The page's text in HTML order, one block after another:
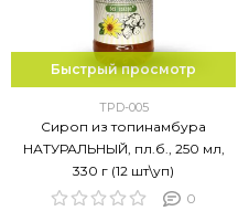
Быстрый просмотр
TPD-005
Сироп из топинамбура
НАТУРАЛЬНЫЙ, пл.б., 250 мл,
330 г (12 шт\уп)
0